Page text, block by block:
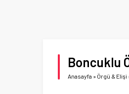
Boncuklu
Anasayfa » Örgü & Elişi